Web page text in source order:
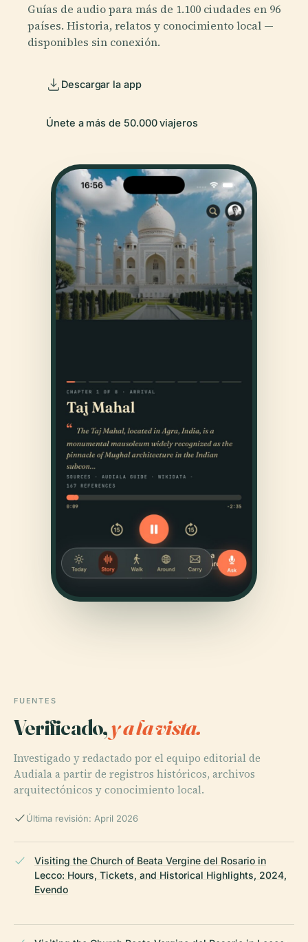
Guías de audio para más de 1.100 ciudades en 96
países. Historia, relatos y conocimiento local —
disponibles sin conexión.
Descargar la app
Únete a más de 50.000 viajeros
FUENTES
Verificado,y a la vista.
Investigado y redactado por el equipo editorial de
Audiala a partir de registros históricos, archivos
arquitectónicos y conocimiento local.
Última revisión: April 2026
Visiting the Church of Beata Vergine del Rosario in
Lecco: Hours, Tickets, and Historical Highlights, 2024,
Evendo